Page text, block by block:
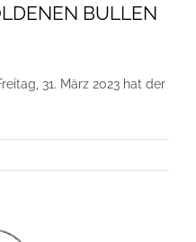
BULLEN
31. März 2023 hat der